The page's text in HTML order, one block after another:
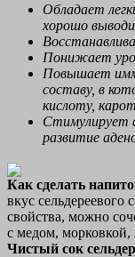
Обладает
хорошо
Понижает
Повышает
составу, в
кислоту,
Стимулирует
развитие
Как сделать
вкус сельдереевого
свойства, можно
с медом,
Чистый сок